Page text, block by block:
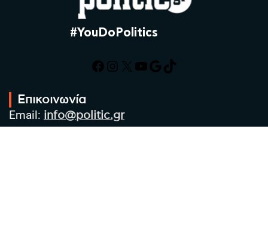
#YouDoPolitics
Facebook
Instagram
X YouTube
Google
TikTok
Επικοινωνία
Email: info@politic.gr
Τηλ: